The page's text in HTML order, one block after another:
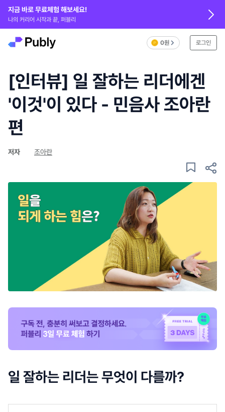
지금 바로 무료체험 해보세요!
나의 커리어 시작과 끝, 퍼블리
0원 로그인
[인터뷰] 일 잘하는 리더에겐
'이것'이 있다 - 민음사 조아란
편
저자 조아란
일 잘하는 리더는 무엇이 다를까?